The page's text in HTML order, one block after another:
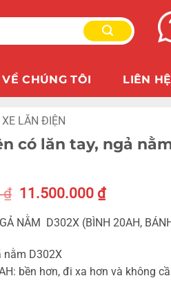
VỀ CHÚNG TÔI LIÊN HỆ
XE LĂN ĐIỆN
có lăn tay, ngả
₫ 11.500.000 ₫
NẰM D302X (BÌNH 20AH,
nằm D302X
bền hơn, đi xa hơn và không